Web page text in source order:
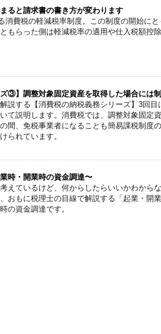
ると請求書の書き方が変わります
消費税の軽減税率制度。この制度の開始に
もらった側は軽減税率の適用や仕入税額控
ズ③】調整対象固定資産を取得した場合には
説する【消費税の納税義務シリーズ】3回
て説明します。消費税では、調整対象固定
間、免税事業者になることも簡易課税制度
られています。
時・開業時の資金調達〜
えているけど、何からしたらいいかわから
おもに税理士の目線で解説する「起業・開
の資金調達です。